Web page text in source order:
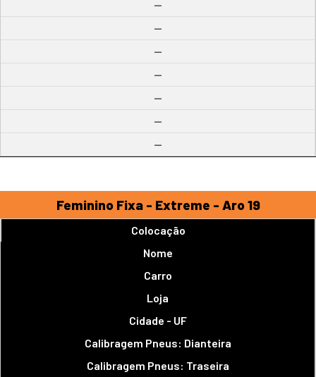
--
--
--
--
--
--
--
Feminino Fixa - Extreme - Aro 19
Colocação
Nome
Carro
Loja
Cidade - UF
Calibragem Pneus: Dianteira
Calibragem Pneus: Traseira